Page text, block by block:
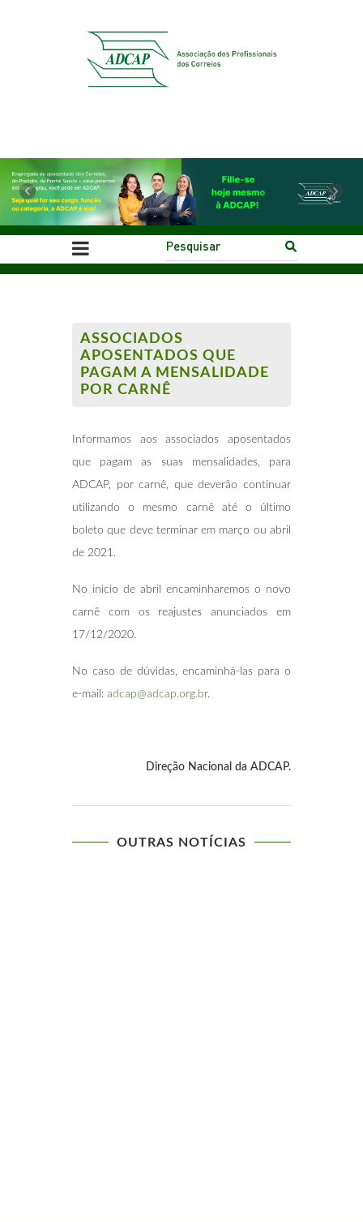
Previous Next
ASSOCIADOS
APOSENTADOS QUE
PAGAM A MENSALIDADE
POR CARNÊ
Informamos aos associados aposentados
que pagam as suas mensalidades, para
ADCAP, por carnê, que deverão continuar
utilizando o mesmo carnê até o último
boleto que deve terminar em março ou abril
de 2021.
No inicio de abril encaminharemos o novo
carnê com os reajustes anunciados em
17/12/2020.
No caso de dúvidas, encaminhá-las para o
e-mail: adcap@adcap.org.br.
Direção Nacional da ADCAP.
OUTRAS NOTÍCIAS